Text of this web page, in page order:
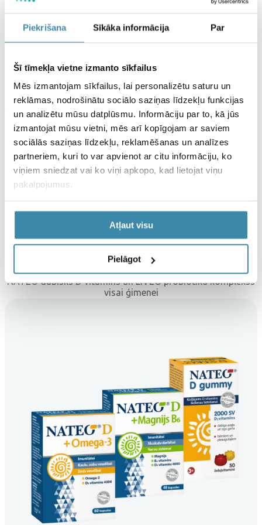
Piekrišana Sīkāka informācija Par
Šī tīmekļa vietne izmanto sīkfailus
Mēs izmantojam sīkfailus, lai personalizētu saturu un
reklāmas, nodrošinātu sociālo saziņas līdzekļu funkcijas
un analizētu mūsu datplūsmu. Informāciju par to, kā jūs
izmantojat mūsu vietni, mēs arī kopīgojam ar saviem
sociālās saziņas līdzekļu, reklamēšanas un analīzes
partneriem, kuri to var apvienot ar citu informāciju, ko
viņiem sniedzat vai ko viņi apkopo, kad lietojat viņu
pakalpojumus.
Atļaut visu
Pielāgot
VIZEO ir uztura bagātinātājs. Uztura bagātinātājs neaizstāj pilnvērtīgu
[1]
https://www.researchgate.net/publication/389906041_The_impact_
of_digital_fatigue_on_employee_productivity_and_well-
being_A_scoping_literature_review
Dalies ar šo ierakstu
Populārākie produkti
NATEO dabisks D vitamīns un LIVEO probiotiku komplekss
visai ģimenei